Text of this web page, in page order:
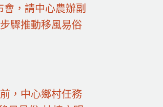
，請中心農辦副
驟推動移風易俗
，中心鄉村任務